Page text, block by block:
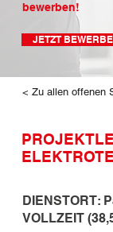
bewerben!
JETZT
< Zu allen offenen
DIENSTORT:
VOLLZEIT